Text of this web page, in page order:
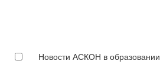
Новости АСКОН в образовании